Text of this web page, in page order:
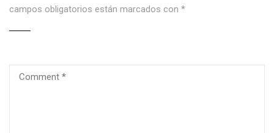
campos obligatorios están marcados con *